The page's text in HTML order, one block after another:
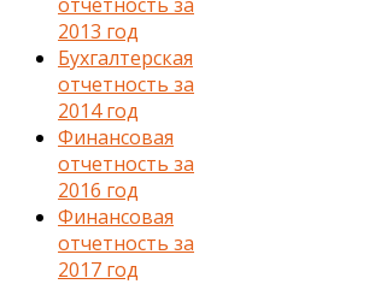
2013 год
Бухгалтерская
отчетность за
2014 год
Финансовая
отчетность за
2016 год
Финансовая
отчетность за
2017 год